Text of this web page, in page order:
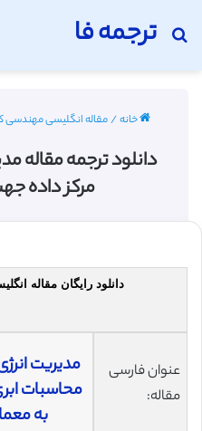
ترجمه فا
جستجو برای
خانه/مقاله انگلیسی مهندسی
دانلود ترجمه مقاله
مرکز داده
دانلود رایگان مقاله
عنوان فارسی
مقاله:
مدیریت
محاسبات
به